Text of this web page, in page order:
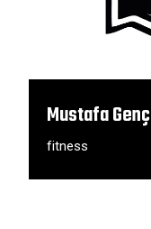
Mustafa Genç
fitness